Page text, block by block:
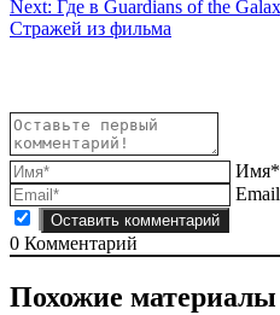
записям
Next: Где в Guardians of the
Стражей из фильма
Имя*
0 Комментарий
Похожие материалы